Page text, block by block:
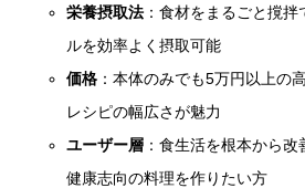
栄養摂取法 ：食材をまるごと撹
ルを効率よく摂取可能
価格 ：本体のみでも5万円以上の
レシピの幅広さが魅力
ユーザー層 ：食生活を根本から
健康志向の料理を作りたい方